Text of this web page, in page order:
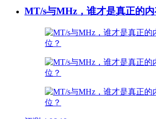
MT/s与MHz，谁才是真正的内